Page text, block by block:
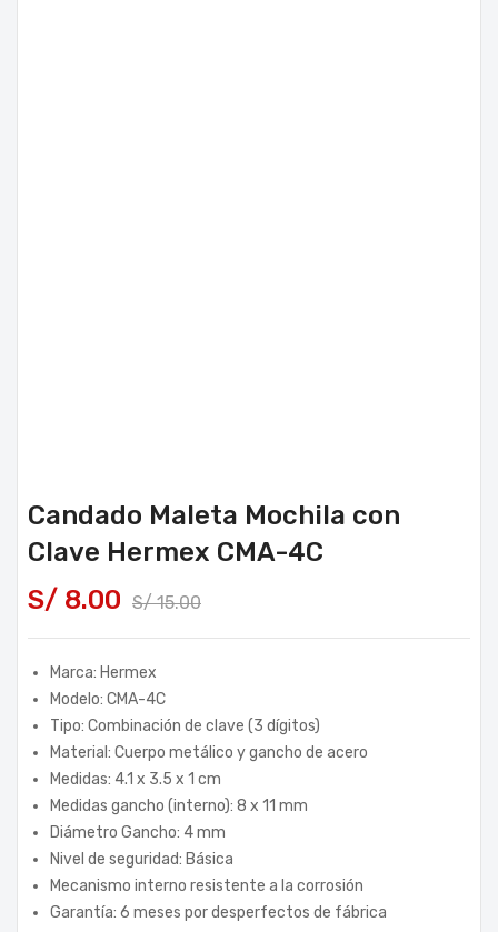
Candado Maleta Mochila con
Clave Hermex CMA-4C
S/15.00
S/ 8.00
Marca: Hermex
Modelo: CMA-4C
Tipo: Combinación de clave (3 dígitos)
Material: Cuerpo metálico y gancho de acero
Medidas: 4.1 x 3.5 x 1 cm
Medidas gancho (interno): 8 x 11 mm
Diámetro Gancho: 4 mm
Nivel de seguridad: Básica
Mecanismo interno resistente a la corrosión
Garantía: 6 meses por desperfectos de fábrica